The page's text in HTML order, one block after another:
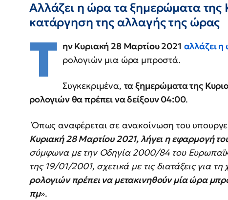
Αλλάζει η ώρα τα ξημερώματα
κατάργηση της αλλαγής της ώρας
Τ ην Κυριακή 28 Μαρτίου 2021 αλλάζει
ρολογιών μια ώρα μπροστά.
Συγκεκριμένα, τα ξημερώματα της
ρολογιών θα πρέπει να δείξουν 04:00.
Όπως αναφέρεται σε ανακοίνωση του
Κυριακή 28 Μαρτίου 2021, λήγει η εφαρμογή
σύμφωνα με την Οδηγία 2000/84 του
της 19/01/2001, σχετικά με τις διατάξεις για τη
ρολογιών πρέπει να μετακινηθούν μία ώρα
πμ».